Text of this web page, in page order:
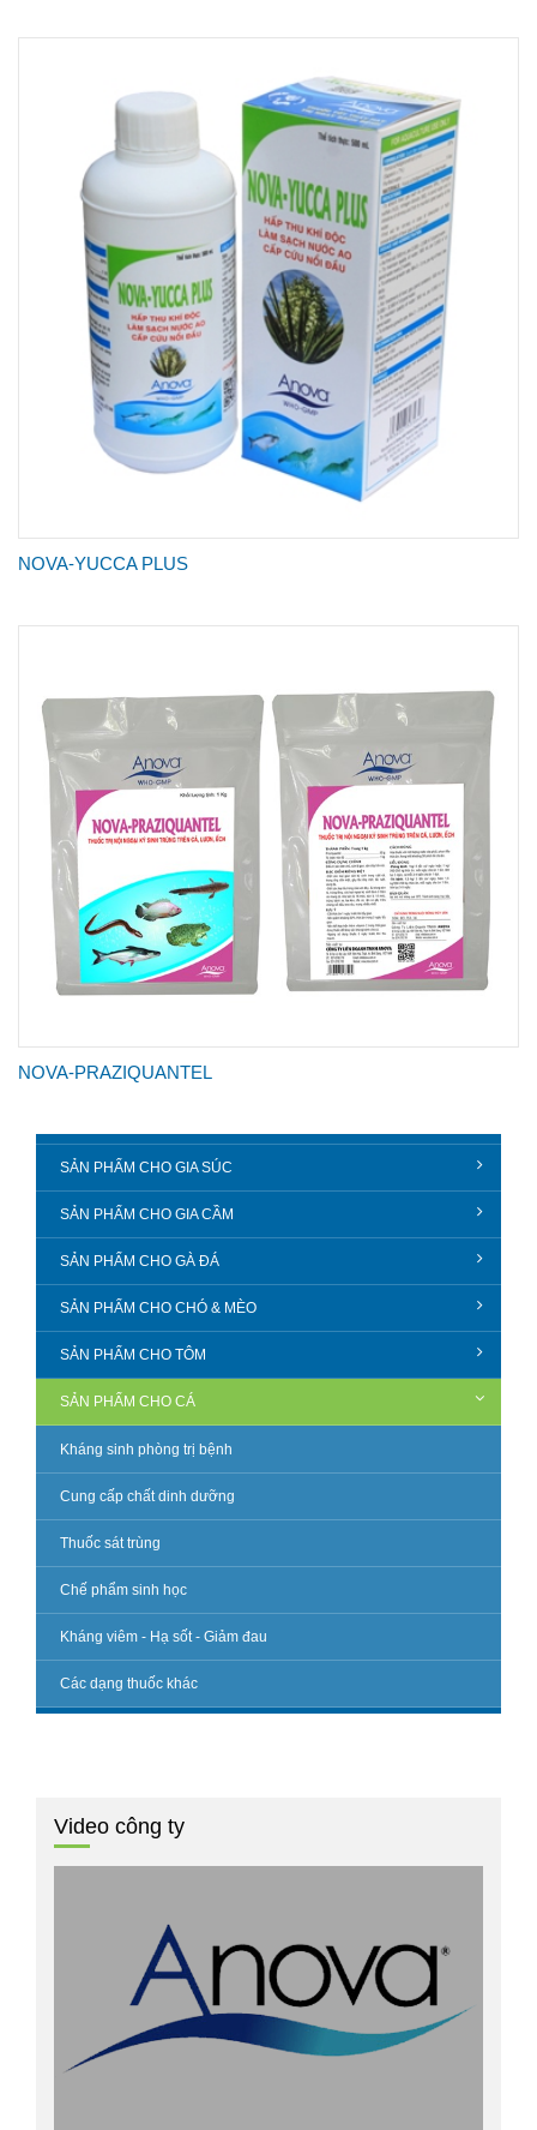
NOVA-YUCCA PLUS
NOVA-PRAZIQUANTEL
SẢN PHẨM CHO GIA SÚC
SẢN PHẨM CHO GIA CẦM
SẢN PHẨM CHO GÀ ĐÁ
SẢN PHẨM CHO CHÓ & MÈO
SẢN PHẨM CHO TÔM
SẢN PHẨM CHO CÁ
Kháng sinh phòng trị bệnh
Cung cấp chất dinh dưỡng
Thuốc sát trùng
Chế phẩm sinh học
Kháng viêm - Hạ sốt - Giảm đau
Các dạng thuốc khác
Video công ty